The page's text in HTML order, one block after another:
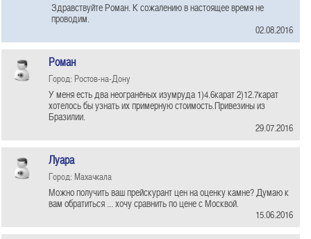
Здравствуйте Роман. К сожалению в настоящее время не
проводим.
02.08.2016
Роман
Город: Ростов-на-Дону
У меня есть два неогранёных изумруда 1)4.6карат 2)12.7карат
хотелось бы узнать их примерную стоимость.Привезины из
Бразилии.
29.07.2016
Луара
Город: Махачкала
Можно получить ваш прейскурант цен на оценку камне? Думаю к
вам обратиться ... хочу сравнить по цене с Москвой.
15.06.2016